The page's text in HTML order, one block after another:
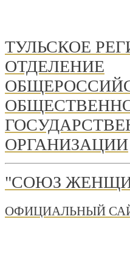
ТУЛЬСКОЕ
ОТДЕЛЕНИЕ
ОРГАНИЗАЦИИ
"СОЮЗ
ОФИЦИАЛЬНЫЙ